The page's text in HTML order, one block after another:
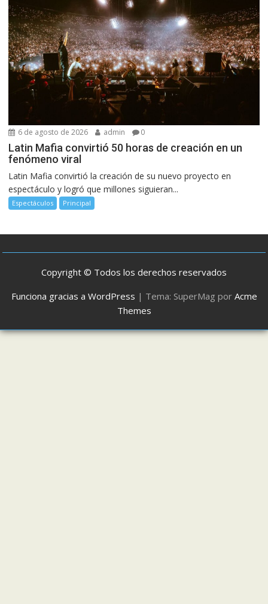
6 de agosto de 2026 admin 0
Latin Mafia convirtió 50 horas de creación en un
fenómeno viral
Latin Mafia convirtió la creación de su nuevo proyecto en
espectáculo y logró que millones siguieran...
Espectáculos Principal
Copyright © Todos los derechos reservados
Funciona gracias a WordPress | Tema: SuperMag por Acme
Themes